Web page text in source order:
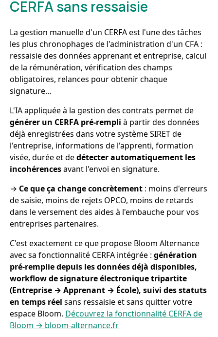
CERFA sans ressaisie
La gestion manuelle d'un CERFA est l'une des tâches
les plus chronophages de l'administration d'un CFA :
ressaisie des données apprenant et entreprise, calcul
de la rémunération, vérification des champs
obligatoires, relances pour obtenir chaque
signature…
L'IA appliquée à la gestion des contrats permet de
générer un CERFA pré-rempli à partir des données
déjà enregistrées dans votre système SIRET de
l'entreprise, informations de l'apprenti, formation
visée, durée et dedétecter automatiquement les
incohérencesavant l'envoi en signature.
→ Ce que ça change concrètement : moins d'erreurs
de saisie, moins de rejets OPCO, moins de retards
dans le versement des aides à l'embauche pour vos
entreprises partenaires.
C'est exactement ce que propose Bloom Alternance
avec sa fonctionnalité CERFA intégrée : génération
pré-remplie depuis les données déjà disponibles,
workflow de signature électronique tripartite
(Entreprise → Apprenant → École), suivi des statuts
en temps réel sans ressaisie et sans quitter votre
espace Bloom. Découvrez la fonctionnalité CERFA de
Bloom → bloom-alternance.fr